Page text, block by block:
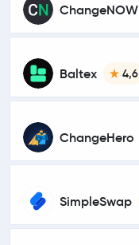
ChangeNOW
Baltex 4,6
ChangeHero
SimpleSwap